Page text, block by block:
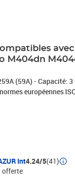
avec
M404dn
(59A) - Capacité:
européennes
qualité qui
Int4.24/5(41)
offerte